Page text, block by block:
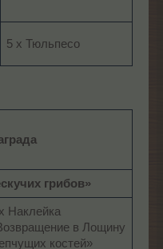
5 х Тюльпесо
грибов»
Наклейка
в Лощину
костей»